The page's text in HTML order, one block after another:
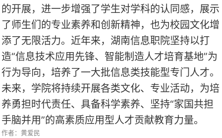
的开展，进一步增强了学生对学科的认同感，展示
了师生们的专业素养和创新精神，也为校园文化增
添了无限活力。近年来，湖南信息职院坚持以打
造“信息技术应用先锋、智能制造人才培育基地”为
行为导向，培养了一大批信息类技能型专门人才。
未来，学院将持续开展各类文化、专业活动，为培
养勇担时代责任、具备科学素养、坚持“家国共担
手脑并用”的高素质应用型人才贡献教育力量。
作者：黄爱民